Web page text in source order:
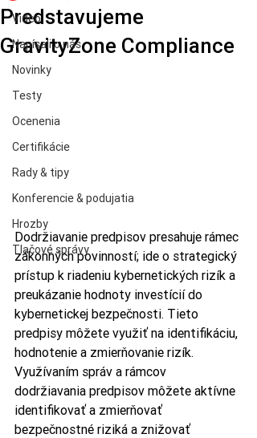
Video
Napísali o nás
Novinky
Testy
Ocenenia
Certifikácie
Rady & tipy
Konferencie & podujatia
Hrozby
Tlačové správy
Predstavujeme
GravityZone Compliance
Dodržiavanie predpisov presahuje rámec
zákonných povinností; ide o strategický
prístup k riadeniu kybernetických rizík a
preukázanie hodnoty investícií do
kybernetickej bezpečnosti. Tieto
predpisy môžete využiť na identifikáciu,
hodnotenie a zmierňovanie rizík.
Využívaním správ a rámcov
dodržiavania predpisov môžete aktívne
identifikovať a zmierňovať
bezpečnostné riziká a znižovať